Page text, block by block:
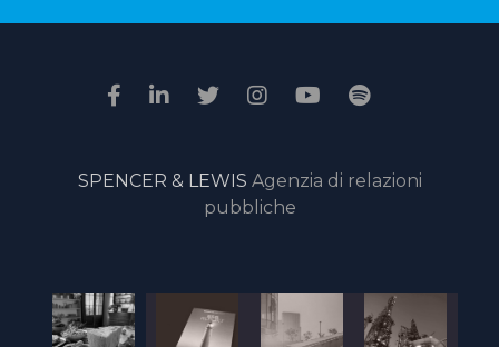
il
della
giuria
online
SPENCER & LEWIS Agenzia di relazioni
pubbliche